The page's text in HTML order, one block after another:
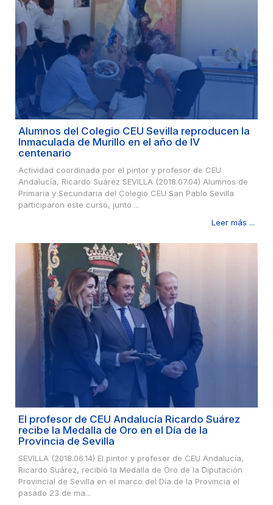
Alumnos del Colegio CEU Sevilla reproducen la
Inmaculada de Murillo en el año de IV
centenario
Actividad coordinada por el pintor y profesor de CEU
Andalucía, Ricardo Suárez SEVILLA (2018.07.04) Alumnos de
Primaria y Secundaria del Colegio CEU San Pablo Sevilla
participaron este curso, junto ...
Leer más ...
El profesor de CEU Andalucía Ricardo Suárez
recibe la Medalla de Oro en el Día de la
Provincia de Sevilla
SEVILLA (2018.06.14) El pintor y profesor de CEU Andalucía,
Ricardo Suárez, recibió la Medalla de Oro de la Diputación
Provincial de Sevilla en el marco del Día de la Provincia el
pasado 23 de ma...